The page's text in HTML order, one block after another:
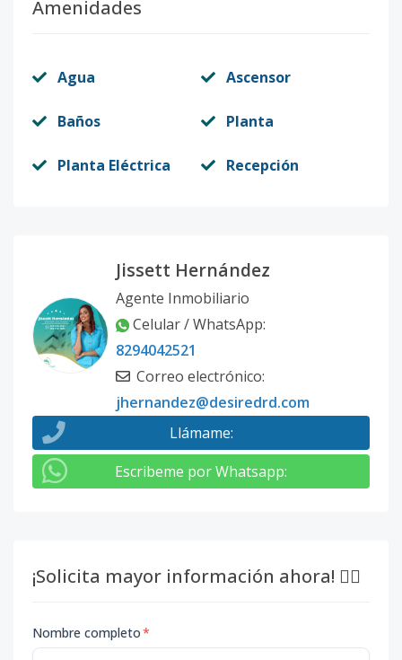
Amenidades
Agua Ascensor
Baños Planta
Planta Eléctrica Recepción
Jissett Hernández
Agente Inmobiliario
Celular / WhatsApp:
8294042521
Correo electrónico:
jhernandez@desiredrd.com
Llámame:
Escribeme por Whatsapp:
¡Solicita mayor información ahora! 👇🏽
Nombre completo*